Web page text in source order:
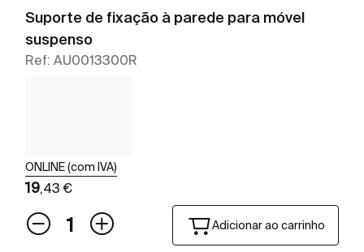
Suporte de fixação à parede para móvel
suspenso
Ref: AU0013300R
ONLINE (com IVA)
19,43 €
Adicionar ao carrinho